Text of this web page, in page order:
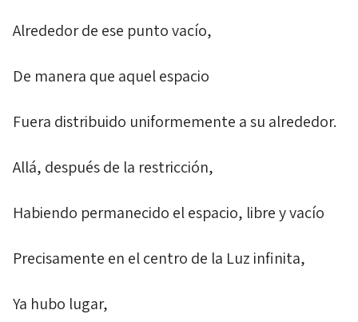
Alrededor de ese punto vacío,
De manera que aquel espacio
Fuera distribuido uniformemente a su alrededor.
Allá, después de la restricción,
Habiendo permanecido el espacio, libre y vacío
Precisamente en el centro de la Luz infinita,
Ya hubo lugar,